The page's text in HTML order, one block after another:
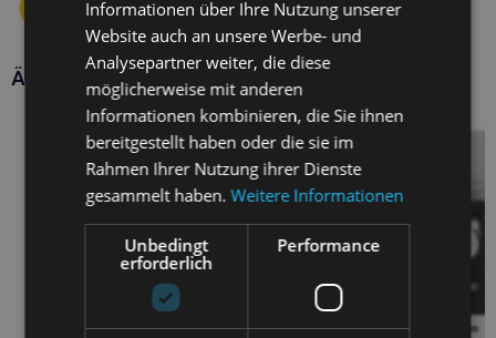
Ähnliche Produkte
Informationen über Ihre Nutzung unserer
Website auch an unsere Werbe- und
Analysepartner weiter, die diese
möglicherweise mit anderen
Informationen kombinieren, die Sie ihnen
bereitgestellt haben oder die sie im
Rahmen Ihrer Nutzung ihrer Dienste
gesammelt haben.Weitere Informationen
Unbedingt
erforderlich
Performance